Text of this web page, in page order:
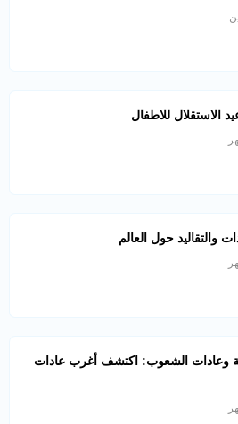
الاستقلال للاطفال
والتقاليد حول العالم
وعادات الشعوب: اكتشف أغرب عادات